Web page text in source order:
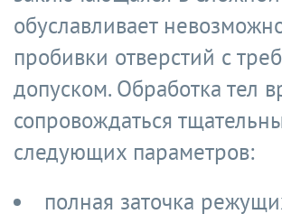
обуславливает
пробивки отверстий с
допуском. Обработка тел
сопровождаться
следующих параметров:
полная заточка